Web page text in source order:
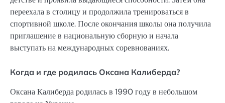
переехала в столицу и продолжила тренироваться в
спортивной школе. После окончания школы она получила
приглашение в национальную сборную и начала
выступать на международных соревнованиях.
Когда и где родилась Оксана Калиберда?
Оксана Калиберда родилась в 1990 году в небольшом